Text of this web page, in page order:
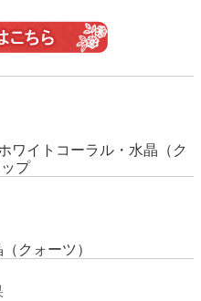
ワイトコーラル・水晶（ク
プ
クォーツ）